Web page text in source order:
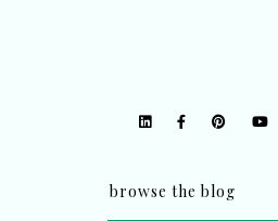
browse the blog